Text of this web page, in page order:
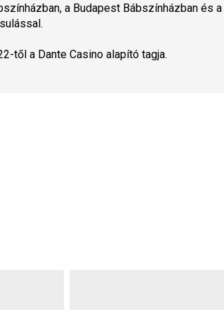
a Budapest Bábszínházban és
től a Dante Casino alapító tagja.